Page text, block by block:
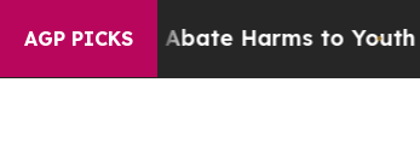
AGP PICKS
to Abate Harms to Youth Brazil